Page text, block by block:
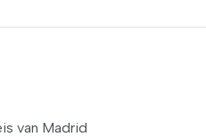
van Madrid